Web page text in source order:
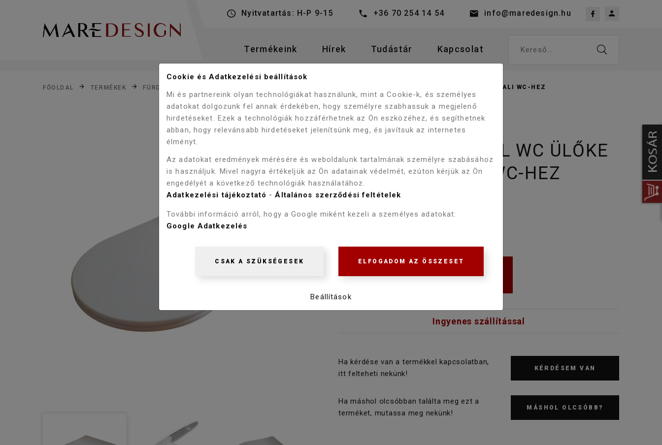
Nyitvatartás: H-P 9-15 +36 70 254 14 54 info@maredesign.hu
Termékeink Hírek Tudástár Kapcsolat Kereső...
FŐOLDAL TERMÉKEK FÜRDŐSZOBA VIVA BRILLA SLIM L WC ÜLŐKE CITY/BELLA FALI WC-HEZ
VIVA BRILLA SLIM L WC ÜLŐKE
CITY/BELLA FALI WC-HEZ
Szállítás 3-5 munkanap
15 900 Ft
KOSÁRBA
Ingyenes szállítással
Ha kérdése van a termékkel kapcsolatban,
itt felteheti nekünk!
KÉRDÉSEM VAN
Ha máshol olcsóbban találta meg ezt a
terméket, mutassa meg nekünk!
MÁSHOL OLCSÓBB?
Cookie és Adatkezelési beállítások
Mi és partnereink olyan technológiákat használunk, mint a Cookie-k, és személyes
adatokat dolgozunk fel annak érdekében, hogy személyre szabhassuk a megjelenő
hirdetéseket. Ezek a technológiák hozzáférhetnek az Ön eszközéhez, és segíthetnek
abban, hogy relevánsabb hirdetéseket jelenítsünk meg, és javítsuk az internetes
élményt.
Az adatokat eredmények mérésére és weboldalunk tartalmának személyre szabásához
is használjuk. Mivel nagyra értékeljük az Ön adatainak védelmét, ezúton kérjük az Ön
engedélyét a következő technológiák használatához.
Adatkezelési tájékoztató -Általános szerződési feltételek
További információ arról, hogy a Google miként kezeli a személyes adatokat:
Google Adatkezelés
CSAK A SZÜKSÉGESEK ELFOGADOM AZ ÖSSZESET
Beállítások